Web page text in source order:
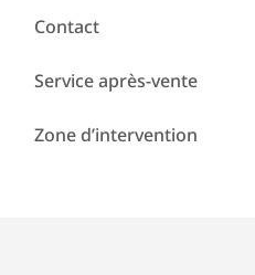
Contact
Service après-vente
Zone d’intervention